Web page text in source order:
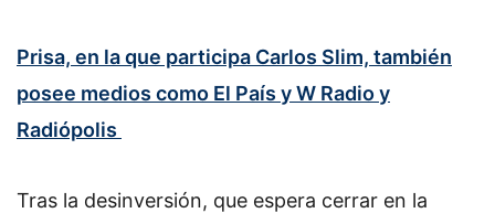
Prisa, en la que participa Carlos Slim, también
posee medios como El País y W Radio y
Radiópolis
Tras la desinversión, que espera cerrar en la